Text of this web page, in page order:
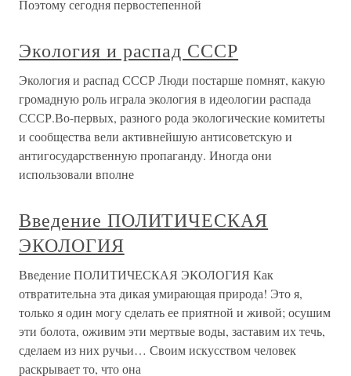
Поэтому сегодня первостепенной
Экология и распад СССР
Экология и распад СССР Люди постарше помнят, какую
громадную роль играла экология в идеологии распада
СССР.Во-первых, разного рода экологические комитеты
и сообщества вели активнейшую антисоветскую и
антигосударственную пропаганду. Иногда они
использовали вполне
Введение ПОЛИТИЧЕСКАЯ
ЭКОЛОГИЯ
Введение ПОЛИТИЧЕСКАЯ ЭКОЛОГИЯ Как
отвратительна эта дикая умирающая природа! Это я,
только я один могу сделать ее приятной и живой; осушим
эти болота, оживим эти мертвые воды, заставим их течь,
сделаем из них ручьи… Своим искусством человек
раскрывает то, что она